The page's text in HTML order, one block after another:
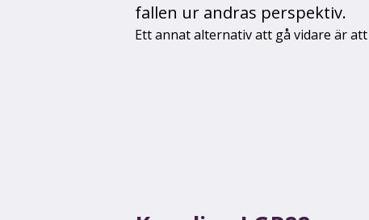
fallen ur andras perspektiv.
Ett annat alternativ att gå vidare är